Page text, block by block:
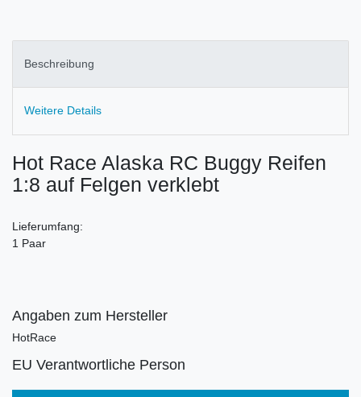
Beschreibung
Weitere Details
Hot Race Alaska RC Buggy Reifen
1:8 auf Felgen verklebt
Lieferumfang:
1 Paar
Angaben zum Hersteller
HotRace
EU Verantwortliche Person